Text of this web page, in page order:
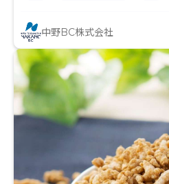
中野BC株式会社